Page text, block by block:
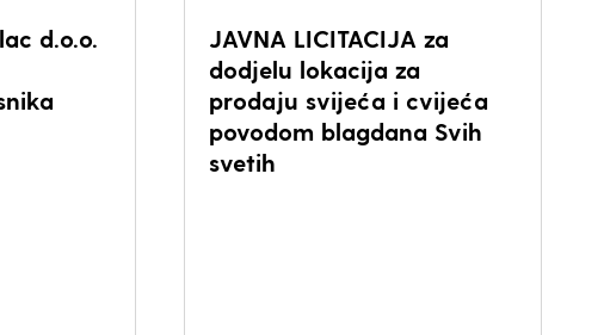
d.o.o.
JAVNA LICITACIJA za
dodjelu lokacija za
prodaju svijeća i cvijeća
povodom blagdana Svih
svetih